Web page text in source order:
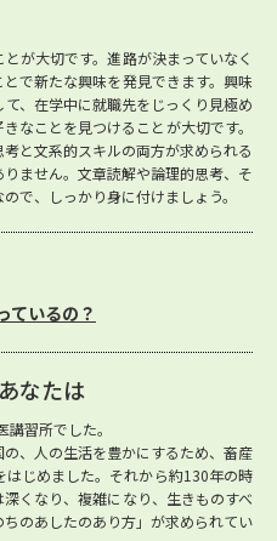
が大切です。進路が決まっていなく
で新たな興味を発見できます。興味
、在学中に就職先をじっくり見極め
なことを見つけることが大切です。
と文系的スキルの両方が求められる
ません。文章読解や論理的思考、そ
で、しっかり身に付けましょう。
ているの？
なたは
習所でした。
、人の生活を豊かにするため、畜産
じめました。それから約130年の時
くなり、複雑になり、生きものすべ
のあしたのあり方」が求められてい